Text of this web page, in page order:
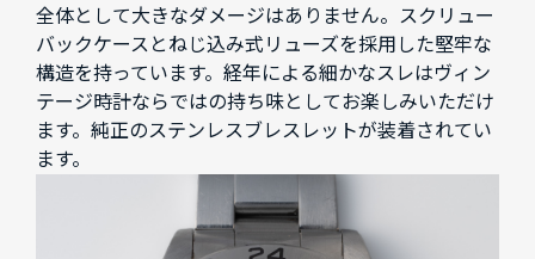
全体として大きなダメージはありません。スクリュー
バックケースとねじ込み式リューズを採用した堅牢な
構造を持っています。経年による細かなスレはヴィン
テージ時計ならではの持ち味としてお楽しみいただけ
ます。純正のステンレスブレスレットが装着されてい
ます。